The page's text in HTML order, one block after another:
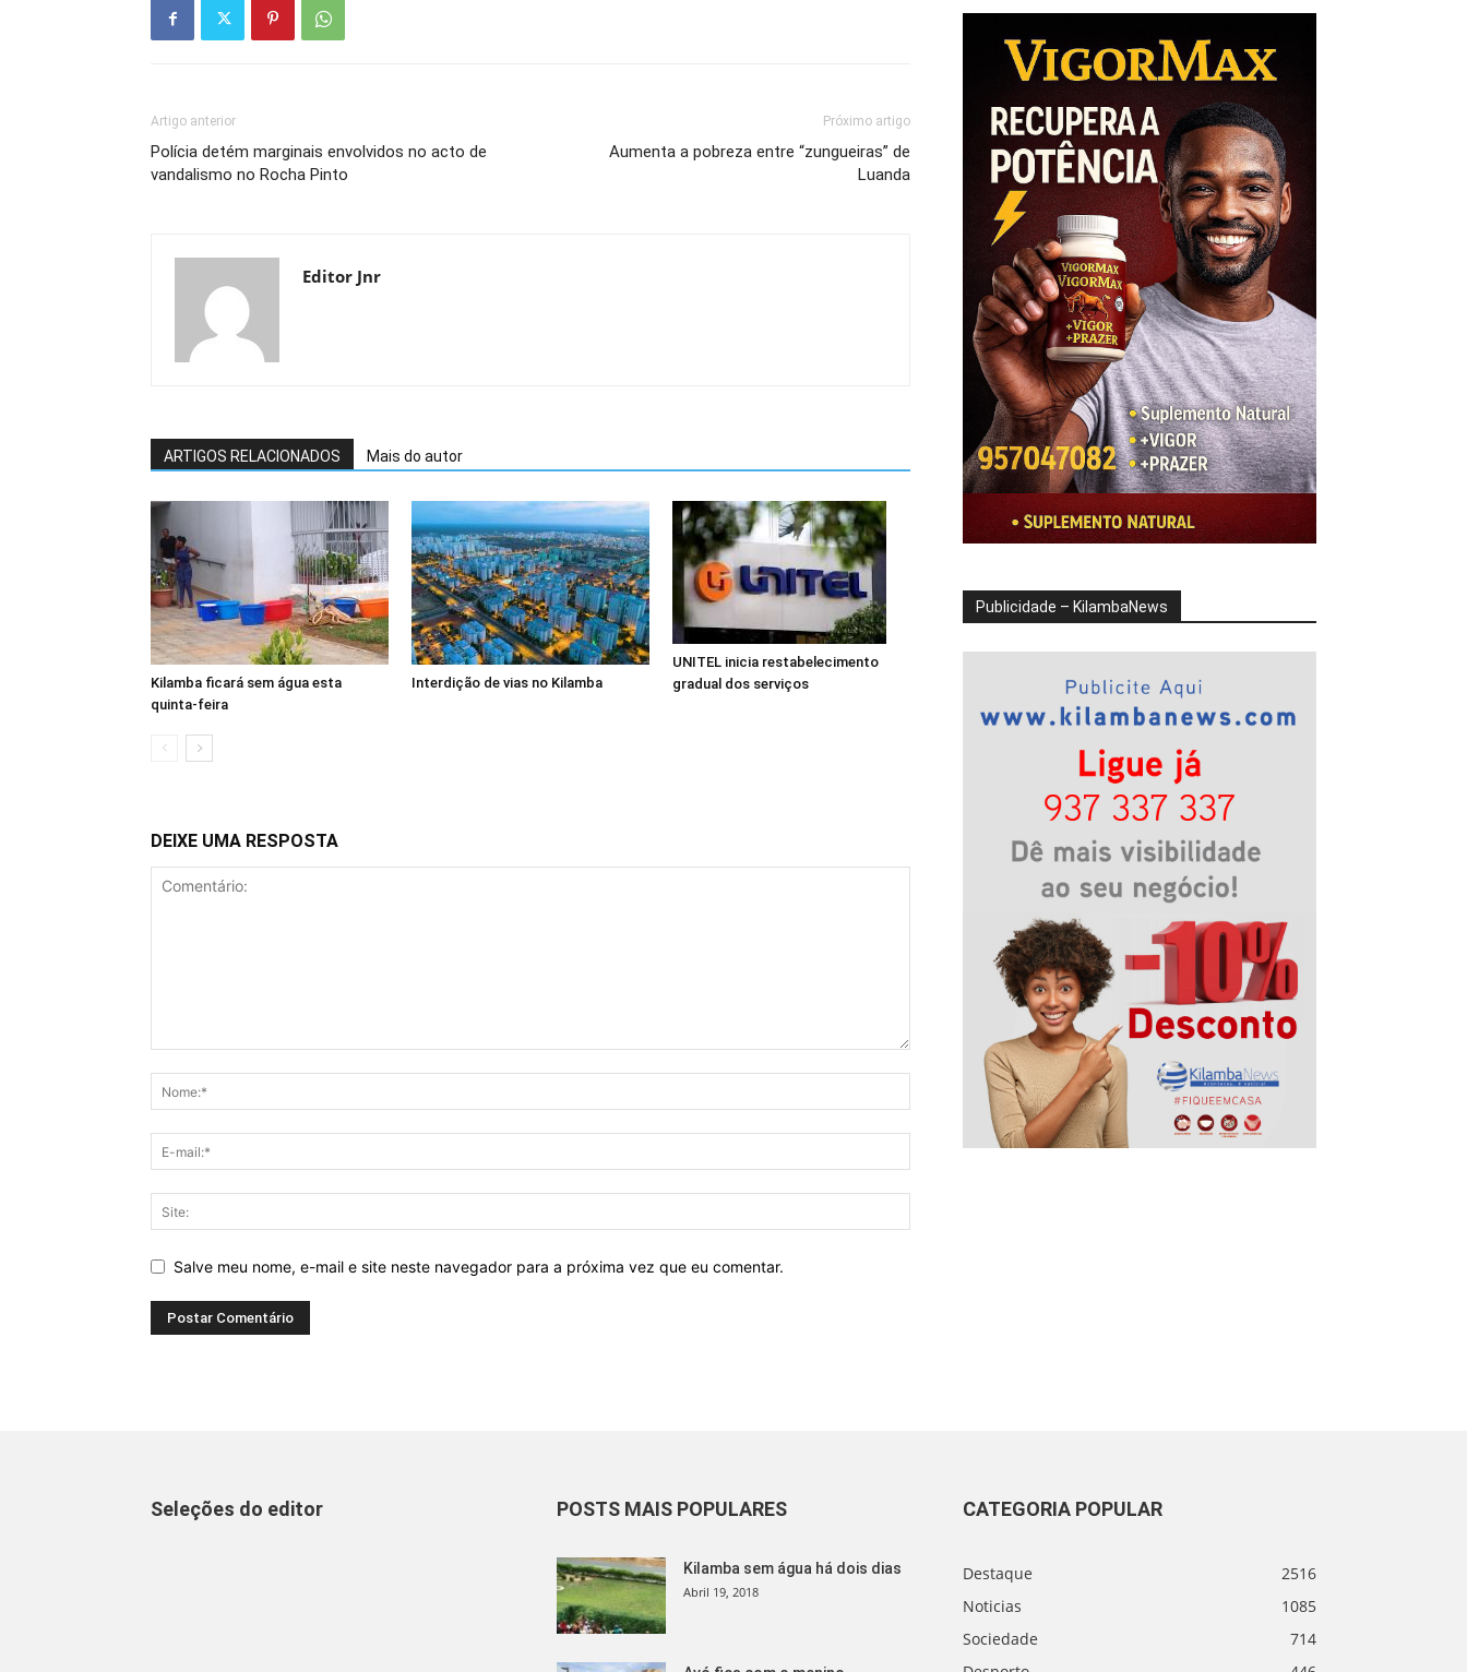
Artigo anterior
Polícia detém marginais envolvidos no acto de
vandalismo no Rocha Pinto
Próximo artigo
Aumenta a pobreza entre “zungueiras” de
Luanda
Editor Jnr
ARTIGOS RELACIONADOS Mais do autor
Kilamba ficará sem água esta
quinta-feira
Interdição de vias no Kilamba
UNITEL inicia restabelecimento
gradual dos serviços
DEIXE UMA RESPOSTA
Salve meu nome, e-mail e site neste navegador para a próxima vez que eu comentar.
Publicidade – KilambaNews
Seleções do editor POSTS MAIS POPULARES
Kilamba sem água há dois dias
Abril 19, 2018
CATEGORIA POPULAR
Destaque
2516
Noticias
1085
Sociedade
714